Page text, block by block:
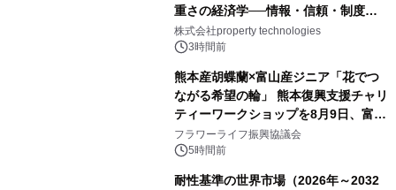
重さの経済学──情報・信頼・制度を
PropTechはどう組み替えるか）｜
PropTech-Lab
株式会社property technologies
3時間前
熊本産胡蝶蘭×富山産ジニア「花でつ
ながる希望の輪」 熊本復興支援チャリ
ティーワークショップを8月9日、富
山・射水で開催
フラワーライフ振興協議会
5時間前
耐性基準の世界市場（2026年～2032